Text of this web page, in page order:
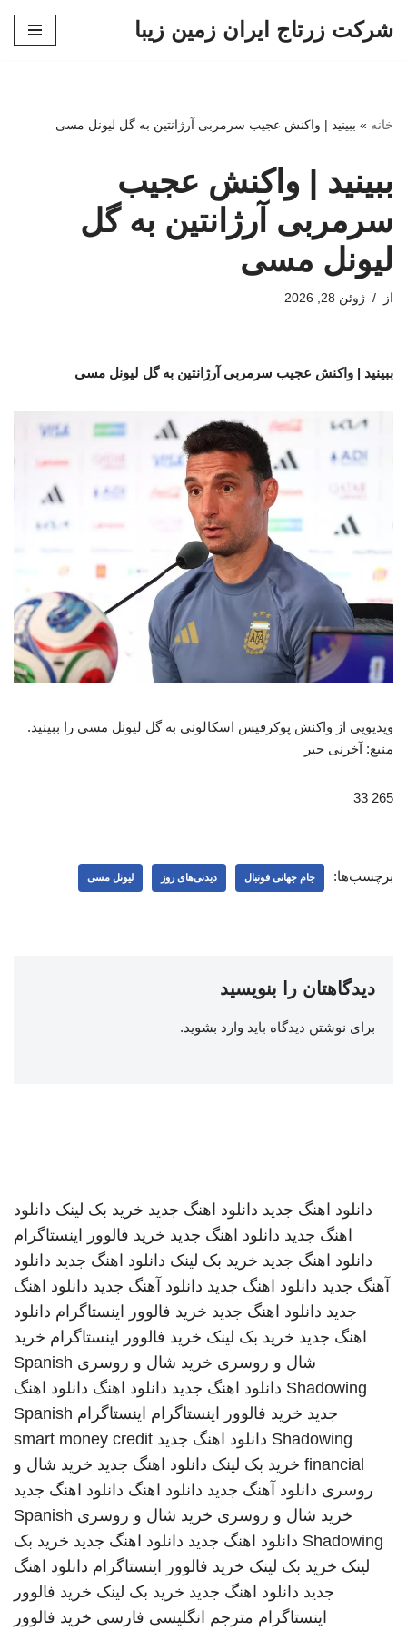
شرکت زرتاج ایران زمین زیبا
خانه » ببینید | واکنش عجیب سرمربی آرژانتین به گل لیونل مسی
ببینید | واکنش عجیب
سرمربی آرژانتین به گل
لیونل مسی
از ژوئن 28, 2026
ببینید | واکنش عجیب سرمربی آرژانتین به گل لیونل مسی
ویدیویی از واکنش پوکرفیس اسکالونی به گل لیونل مسی را ببینید.
منبع: آخرنی حبر
265 33
برچسب‌ها: جام جهانی فوتبال دیدنی‌های روز لیونل مسی
دیدگاهتان را بنویسید
برای نوشتن دیدگاه باید وارد بشوید.
دانلود اهنگ جدید دانلود اهنگ جدید خرید بک لینک دانلود
اهنگ جدید دانلود اهنگ جدید خرید فالوور اینستاگرام
دانلود اهنگ جدید خرید بک لینک دانلود اهنگ جدید دانلود
آهنگ جدید دانلود اهنگ جدید دانلود آهنگ جدید دانلود اهنگ
جدید دانلود اهنگ جدید خرید فالوور اینستاگرام دانلود
اهنگ جدید خرید بک لینک خرید فالوور اینستاگرام خرید
شال و روسری خرید شال و روسری Spanish
Shadowing دانلود اهنگ جدید دانلود اهنگ دانلود اهنگ
جدید خرید فالوور اینستاگرام اینستاگرام Spanish
Shadowing دانلود اهنگ جدید smart money credit
financial خرید بک لینک دانلود اهنگ جدید خرید شال و
روسری دانلود آهنگ جدید دانلود اهنگ دانلود اهنگ جدید
خرید شال و روسری خرید شال و روسری Spanish
Shadowing دانلود اهنگ جدید دانلود اهنگ جدید خرید بک
لینک خرید بک لینک خرید فالوور اینستاگرام دانلود اهنگ
جدید دانلود اهنگ جدید خرید بک لینک خرید فالوور
اینستاگرام مترجم انگلیسی فارسی خرید فالوور